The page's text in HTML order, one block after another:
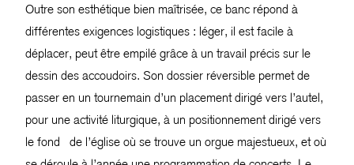
Outre son esthétique bien maîtrisée, ce banc répond à
différentes exigences logistiques : léger, il est facile à
déplacer, peut être empilé grâce à un travail précis sur le
dessin des accoudoirs. Son dossier réversible permet de
passer en un tournemain d’un placement dirigé vers l’autel,
pour une activité liturgique, à un positionnement dirigé vers
le fond de l’église où se trouve un orgue majestueux, et où